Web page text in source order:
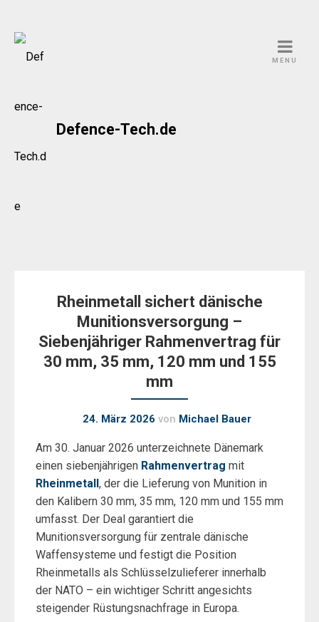
Skip
Defence-Tech.de
MENU
Rheinmetall sichert dänische
Munitionsversorgung –
Siebenjähriger Rahmenvertrag für
30 mm, 35 mm, 120 mm und 155
mm
24. März 2026 von Michael Bauer
Am 30. Januar 2026 unterzeichnete Dänemark
einen siebenjährigen Rahmenvertrag mit
Rheinmetall, der die Lieferung von Munition in
den Kalibern 30 mm, 35 mm, 120 mm und 155 mm
umfasst. Der Deal garantiert die
Munitionsversorgung für zentrale dänische
Waffensysteme und festigt die Position
Rheinmetalls als Schlüsselzulieferer innerhalb
der NATO – ein wichtiger Schritt angesichts
steigender Rüstungsnachfrage in Europa.